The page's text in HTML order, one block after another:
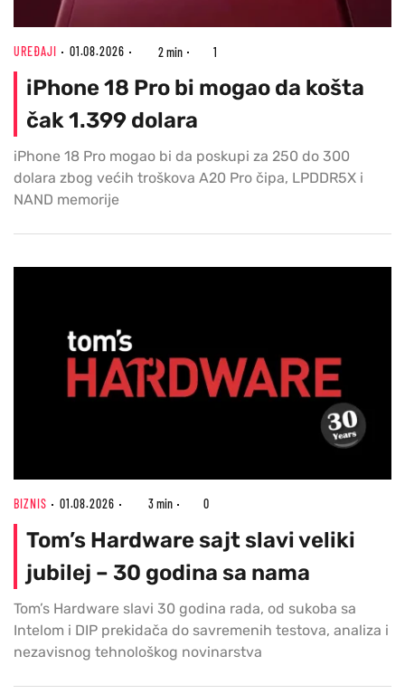
UREĐAJI 01.08.2026 2 min 1
iPhone 18 Pro bi mogao da košta
čak 1.399 dolara
iPhone 18 Pro mogao bi da poskupi za 250 do 300
dolara zbog većih troškova A20 Pro čipa, LPDDR5X i
NAND memorije
BIZNIS 01.08.2026 3 min 0
Tom’s Hardware sajt slavi veliki
jubilej – 30 godina sa nama
Tom’s Hardware slavi 30 godina rada, od sukoba sa
Intelom i DIP prekidača do savremenih testova, analiza i
nezavisnog tehnološkog novinarstva